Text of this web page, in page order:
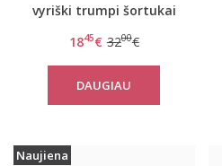
vyriški trumpi šortukai
1845€ 3200€
DAUGIAU
Naujiena